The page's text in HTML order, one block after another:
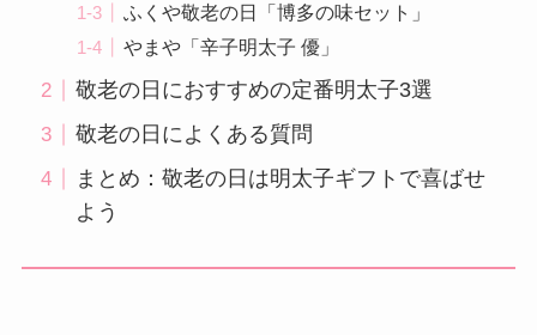
ふくや敬老の日「博多の味セット」
やまや「辛子明太子 優」
敬老の日におすすめの定番明太子3選
敬老の日によくある質問
まとめ：敬老の日は明太子ギフトで喜ばせ
よう